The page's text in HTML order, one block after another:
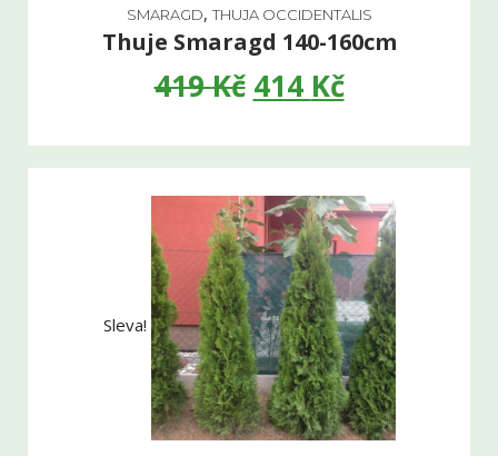
SMARAGD, THUJA OCCIDENTALIS
Thuje Smaragd 140-160cm
419Kč 414 Kč
Sleva!